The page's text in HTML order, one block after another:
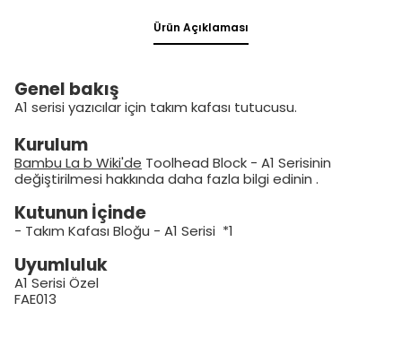
Ürün Açıklaması
Genel bakış
A1 serisi yazıcılar için takım kafası tutucusu.
Kurulum
Bambu La b Wiki'de Toolhead Block - A1 Serisinin
değiştirilmesi hakkında daha fazla bilgi edinin .
Kutunun İçinde
- Takım Kafası Bloğu - A1 Serisi *1
Uyumluluk
A1 Serisi Özel
FAE013